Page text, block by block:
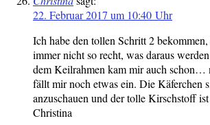
22. Februar 2017 um 10:40 Uhr
Ich habe den tollen Schritt 2
immer nicht so recht, was daraus
dem Keilrahmen kam mir auch schon…
fällt mir noch etwas ein. Die Käferchen
anzuschauen und der tolle Kirschstoff
Christina